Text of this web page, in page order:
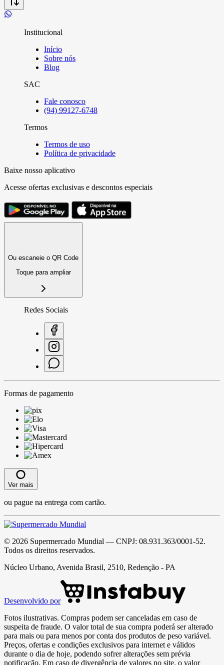
Institucional
Início
Sobre nós
Blog
SAC
Fale conosco
(94) 99127-6748
Termos
Termos de uso
Política de privacidade
Baixe nosso aplicativo
Acesse ofertas exclusivas e descontos especiais
Ou escaneie o QR Code
Toque para ampliar
Redes Sociais
Formas de pagamento
Ver mais
ou pague na entrega com cartão.
© 2026 Supermercado Mundial — CNPJ: 08.931.363/0001-52.
Todos os direitos reservados.
Núcleo Urbano, Avenida Brasil, 2510, Redenção - PA
Desenvolvido por
Fotos ilustrativas. Compras podem ser canceladas em caso de
suspeita de fraude. O valor total de sua compra poderá ser alterado
para mais ou para menos por conta dos produtos de peso variável.
Preços, ofertas e condições exclusivos para internet e válidos
durante o dia de hoje, podendo sofrer alterações sem prévia
notificação. Em caso de divergência de valores no site, o valor